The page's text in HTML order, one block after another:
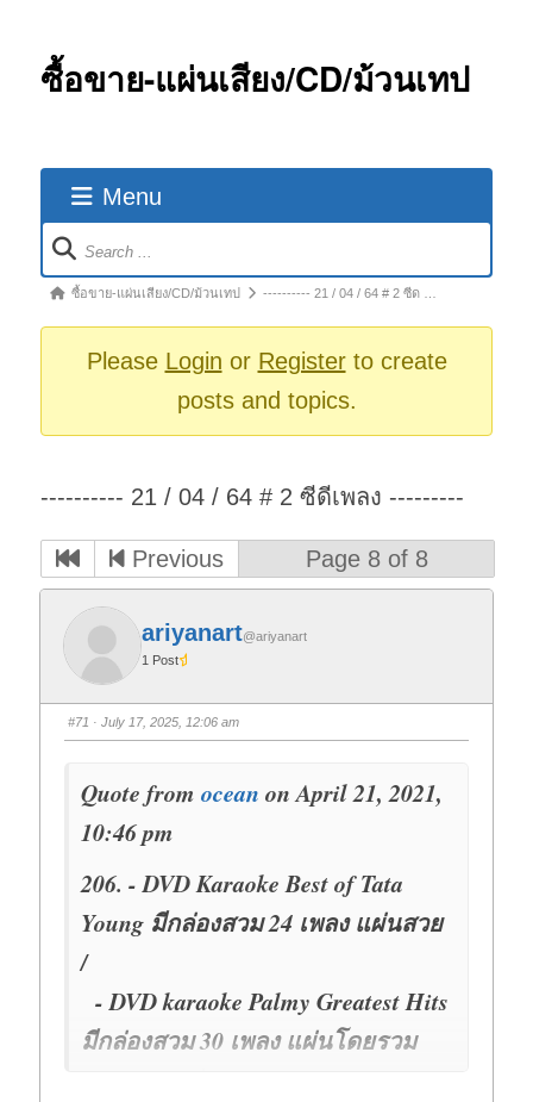
ซื้อขาย-แผ่นเสียง/CD/ม้วนเทป
Menu
Forum
Navigation
Forumซื้อขาย-แผ่นเสียง/CD/ม้วนเทป ---------- 21 / 04 / 64 # 2 ซีด …
Please Login or Registerto create
posts and topics.
---------- 21 / 04 / 64 # 2 ซีดีเพลง ---------
Previous Page 8 of 8
ariyanart@ariyanart
1 Post
#71 · July 17, 2025, 12:06 am
Quote fromocean on April 21, 2021,
10:46 pm
206. - DVD Karaoke Best of Tata
Young มีกล่องสวม 24 เพลง แผ่นสวย
/
- DVD karaoke Palmy Greatest Hits
มีกล่องสวม 30 เพลง แผ่นโดยรวม